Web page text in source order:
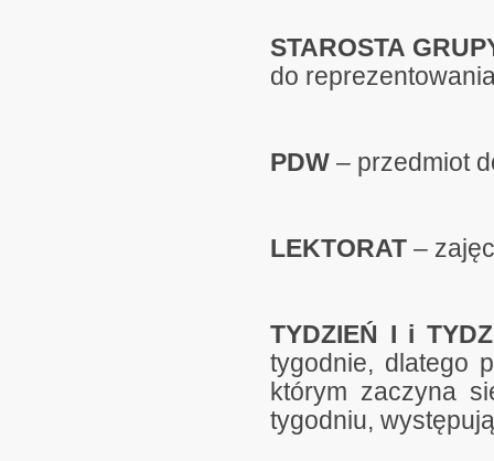
STAROSTA
do
PDW – przedmiot
LEKTORAT –
TYDZIEŃ I i
tygodnie, dlatego
którym zaczyna
tygodniu,